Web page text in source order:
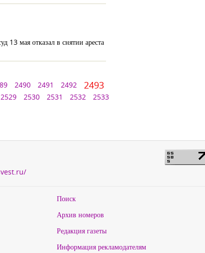
13 мая отказал в снятии ареста
2490 2491 2492 2493
2529 2530 2531 2532
2533
Поиск
Архив номеров
Редакция газеты
Информация рекламодателям